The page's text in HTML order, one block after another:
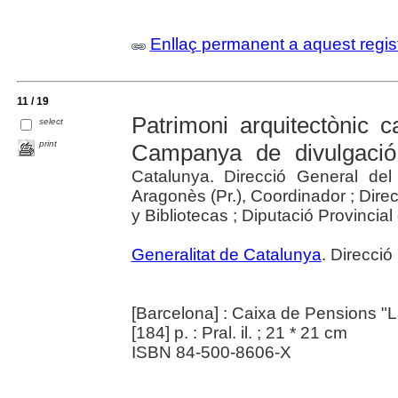
Enllaç permanent a aquest
11 / 19
select
print
Patrimoni arquitectònic
Campanya de
Catalunya. Direcció General
Aragonès (Pr.), Coordinador ;
y Bibliotecas ; Diputació Provincial
Generalitat de Catalunya. Direcció
[Barcelona] : Caixa de Pensions
[184] p. : Pral. il. ; 21 * 21 cm
ISBN 84-500-8606-X